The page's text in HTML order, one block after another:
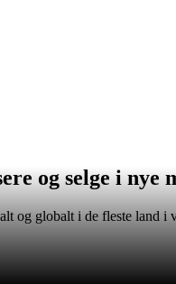
og selge i nye
og globalt i de fleste land i